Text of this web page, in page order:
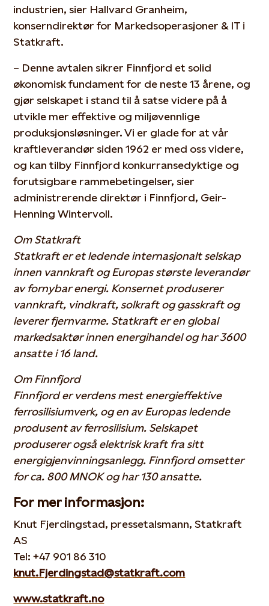
industrien, sier Hallvard Granheim,
konserndirektør for Markedsoperasjoner & IT i
Statkraft.
– Denne avtalen sikrer Finnfjord et solid
økonomisk fundament for de neste 13 årene, og
gjør selskapet i stand til å satse videre på å
utvikle mer effektive og miljøvennlige
produksjonsløsninger. Vi er glade for at vår
kraftleverandør siden 1962 er med oss videre,
og kan tilby Finnfjord konkurransedyktige og
forutsigbare rammebetingelser, sier
administrerende direktør i Finnfjord, Geir-
Henning Wintervoll.
Om Statkraft
Statkraft er et ledende internasjonalt selskap
innen vannkraft og Europas største leverandør
av fornybar energi. Konsernet produserer
vannkraft, vindkraft, solkraft og gasskraft og
leverer fjernvarme. Statkraft er en global
markedsaktør innen energihandel og har 3600
ansatte i 16 land.
Om Finnfjord
Finnfjord er verdens mest energieffektive
ferrosilisiumverk, og en av Europas ledende
produsent av ferrosilisium. Selskapet
produserer også elektrisk kraft fra sitt
energigjenvinningsanlegg. Finnfjord omsetter
for ca. 800 MNOK og har 130 ansatte.
For mer informasjon:
Knut Fjerdingstad, pressetalsmann, Statkraft
AS
Tel: +47 901 86 310
knut.Fjerdingstad@statkraft.com
www.statkraft.no